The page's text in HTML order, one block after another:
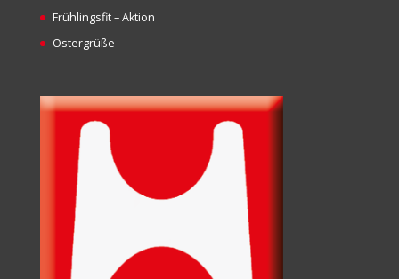
Frühlingsfit – Aktion
Ostergrüße